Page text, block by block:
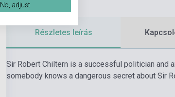
Részletes leírás
Sir Robert Chiltern is a successful politician and
somebody knows a dangerous secret about Sir
No, adjust